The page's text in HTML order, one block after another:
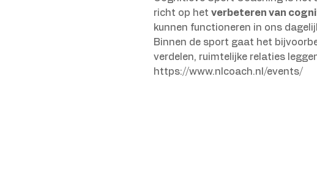
richt op het verbeteren van
kunnen functioneren in ons
Binnen de sport gaat het
verdelen, ruimtelijke relaties
https://www.nlcoach.nl/events/